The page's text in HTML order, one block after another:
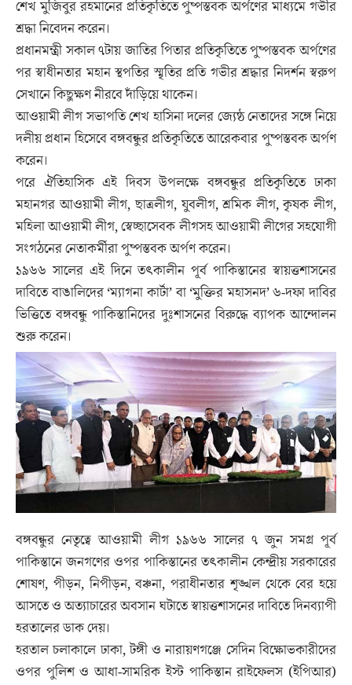
শেখ মুজিবুর রহমানের প্রতিকৃতিতে পুষ্পস্তবক অর্পণের মাধ্যমে গভীর
শ্রদ্ধা নিবেদন করেন।
প্রধানমন্ত্রী সকাল ৭টায় জাতির পিতার প্রতিকৃতিতে পুষ্পস্তবক অর্পণের
পর স্বাধীনতার মহান স্থপতির স্মৃতির প্রতি গভীর শ্রদ্ধার নিদর্শন স্বরুপ
সেখানে কিছুক্ষণ নীরবে দাঁড়িয়ে থাকেন।
আওয়ামী লীগ সভাপতি শেখ হাসিনা দলের জ্যেষ্ঠ নেতাদের সঙ্গে নিয়ে
দলীয় প্রধান হিসেবে বঙ্গবন্ধুর প্রতিকৃতিতে আরেকবার পুষ্পস্তবক অর্পণ
করেন।
পরে ঐতিহাসিক এই দিবস উপলক্ষে বঙ্গবন্ধুর প্রতিকৃতিতে ঢাকা
মহানগর আওয়ামী লীগ, ছাত্রলীগ, যুবলীগ, শ্রমিক লীগ, কৃষক লীগ,
মহিলা আওয়ামী লীগ, স্বেচ্ছাসেবক লীগসহ আওয়ামী লীগের সহযোগী
সংগঠনের নেতাকর্মীরা পুষ্পস্তবক অর্পণ করেন।
১৯৬৬ সালের এই দিনে তৎকালীন পূর্ব পাকিস্তানের স্বায়ত্তশাসনের
দাবিতে বাঙালিদের ‘ম্যাগনা কার্টা’ বা ‘মুক্তির মহাসনদ’ ৬-দফা দাবির
ভিত্তিতে বঙ্গবন্ধু পাকিস্তানিদের দুঃশাসনের বিরুদ্ধে ব্যাপক আন্দোলন
শুরু করেন।
বঙ্গবন্ধুর নেতৃত্বে আওয়ামী লীগ ১৯৬৬ সালের ৭ জুন সমগ্র পূর্ব
পাকিস্তানে জনগণের ওপর পাকিস্তানের তৎকালীন কেন্দ্রীয় সরকারের
শোষণ, পীড়ন, নিপীড়ন, বঞ্চনা, পরাধীনতার শৃঙ্খল থেকে বের হয়ে
আসতে ও অত্যাচারের অবসান ঘটাতে স্বায়ত্তশাসনের দাবিতে দিনব্যাপী
হরতালের ডাক দেয়।
হরতাল চলাকালে ঢাকা, টঙ্গী ও নারায়ণগঞ্জে সেদিন বিক্ষোভকারীদের
ওপর পুলিশ ও আধা-সামরিক ইস্ট পাকিস্তান রাইফেলস (ইপিআর)